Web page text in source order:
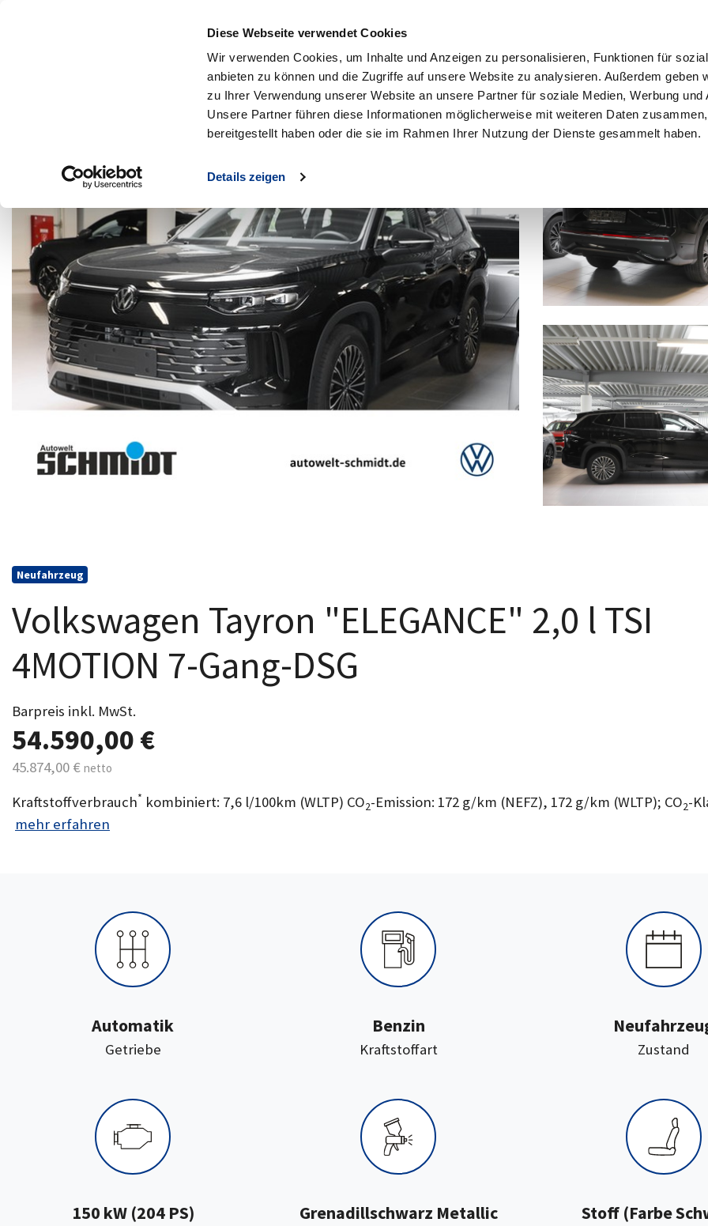
Diese Webseite verwendet Cookies
Wir verwenden Cookies, um Inhalte und Anzeigen zu personalisieren, Funktionen für
anbieten zu können und die Zugriffe auf unsere Website zu analysieren. Außerdem geben
zu Ihrer Verwendung unserer Website an unsere Partner für soziale Medien, Werbung und
Unsere Partner führen diese Informationen möglicherweise mit weiteren Daten
bereitgestellt haben oder die sie im Rahmen Ihrer Nutzung der Dienste gesammelt haben.
Details zeigen
Neufahrzeug
Volkswagen Tayron "ELEGANCE" 2,0 l TSI
4MOTION 7-Gang-DSG
Barpreis inkl. MwSt.
54.590,00 €
45.874,00 € netto
Kraftstoffverbrauch* kombiniert: 7,6 l/100km (WLTP) CO2-Emission: 172 g/km (NEFZ), 172 g/km (WLTP); CO2-
mehr erfahren
Getriebe:
Automatik
Kraftstoffart:
Benzin
Zustand
150 kW (204 PS) Grenadillschwarz Metallic Stoff :(Farbe